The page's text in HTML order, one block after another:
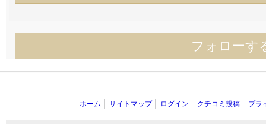
フォローす
ホーム サイトマップ ログイン クチコミ投稿 プラ